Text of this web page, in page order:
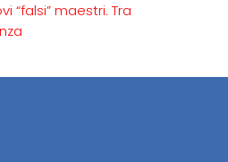
“falsi” maestri. Tra